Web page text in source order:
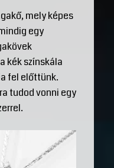
mely képes
egy
kék színskála
fel előttünk.
tudod vonni egy